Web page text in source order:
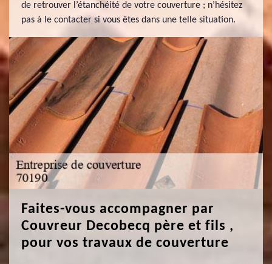
de retrouver l’étanchéité de votre couverture ; n’hésitez
pas à le contacter si vous êtes dans une telle situation.
Faites-vous accompagner par
Couvreur Decobecq père et fils ,
pour vos travaux de couverture